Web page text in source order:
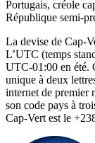
Portugais, créole
République semi-
La devise de Cap-
L’UTC (temps
UTC-01:00 en été.
unique à deux
internet de premier
son code pays à
Cap-Vert est le